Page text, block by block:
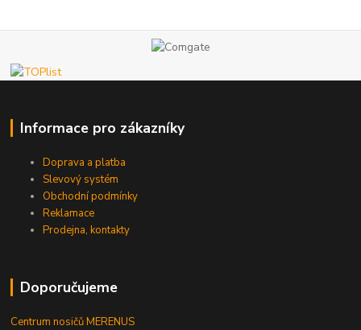
Informace pro zákazníky
Doprava a platba
Slevový systém
Obchodní podmínky
Reklamace
Prodejna, kontakty
Doporučujeme
Centrum nosičů MERENUS